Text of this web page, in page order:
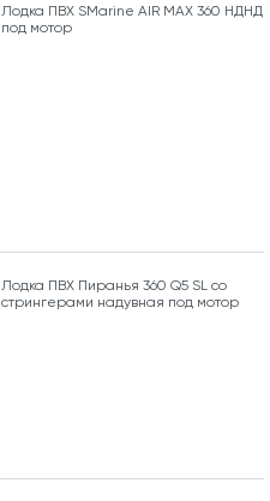
Лодка ПВХ SMarine AIR MAX 360 НДНД
под мотор
Лодка ПВХ Пиранья 360 Q5 SL со
стрингерами надувная под мотор